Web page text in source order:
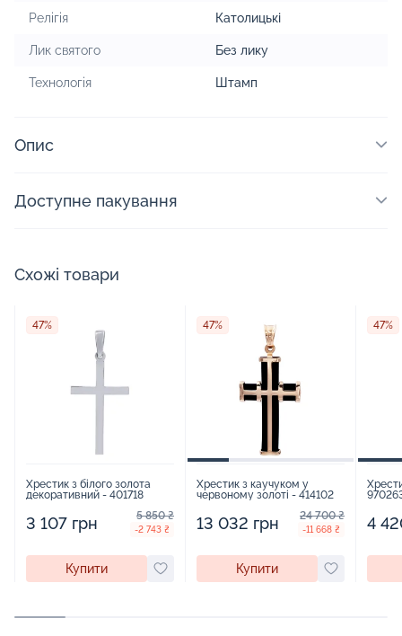
Релігія Католицькі
Лик святого Без лику
Технологія Штамп
Опис
Доступне пакування
Схожі товари
47%
Хрестик з білого золота
декоративний - 401718
3 107 грн 5 850 ₴
-2 743 ₴
Купити
47%
Хрестик з каучуком у
червоному золоті - 414102
13 032 грн 24 700 ₴
-11 668 ₴
Купити
47%
4